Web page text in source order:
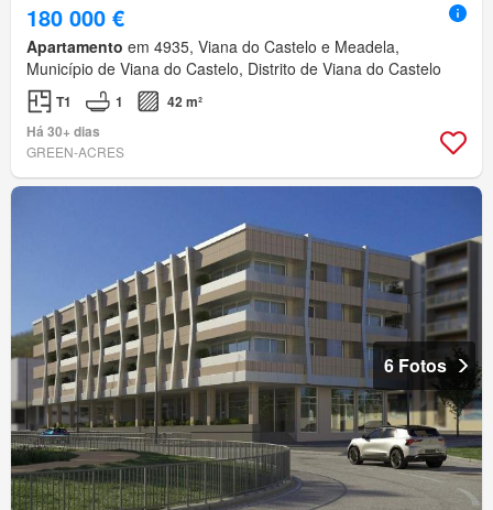
180 000 €
Apartamento em 4935, Viana do Castelo e Meadela,
Município de Viana do Castelo, Distrito de Viana do Castelo
T1 1
42 m²
Há 30+ dias
GREEN-ACRES
6 Fotos